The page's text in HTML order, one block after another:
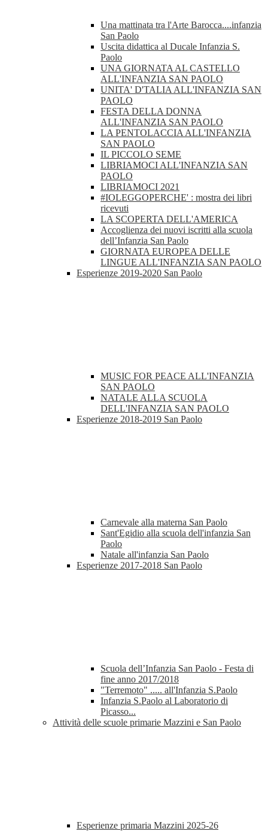
Una mattinata tra l'Arte Barocca....infanzia
San Paolo
Uscita didattica al Ducale Infanzia S.
Paolo
UNA GIORNATA AL CASTELLO
ALL'INFANZIA SAN PAOLO
UNITA' D'TALIA ALL'INFANZIA SAN
PAOLO
FESTA DELLA DONNA
ALL'INFANZIA SAN PAOLO
LA PENTOLACCIA ALL'INFANZIA
SAN PAOLO
IL PICCOLO SEME
LIBRIAMOCI ALL'INFANZIA SAN
PAOLO
LIBRIAMOCI 2021
#IOLEGGOPERCHE' : mostra dei libri
ricevuti
LA SCOPERTA DELL'AMERICA
Accoglienza dei nuovi iscritti alla scuola
dell’Infanzia San Paolo
GIORNATA EUROPEA DELLE
LINGUE ALL'INFANZIA SAN PAOLO
Esperienze 2019-2020 San Paolo
MUSIC FOR PEACE ALL'INFANZIA
SAN PAOLO
NATALE ALLA SCUOLA
DELL'INFANZIA SAN PAOLO
Esperienze 2018-2019 San Paolo
Carnevale alla materna San Paolo
Sant'Egidio alla scuola dell'infanzia San
Paolo
Natale all'infanzia San Paolo
Esperienze 2017-2018 San Paolo
Scuola dell’Infanzia San Paolo - Festa di
fine anno 2017/2018
"Terremoto" ..... all'Infanzia S.Paolo
Infanzia S.Paolo al Laboratorio di
Picasso...
Attività delle scuole primarie Mazzini e San Paolo
Esperienze primaria Mazzini 2025-26